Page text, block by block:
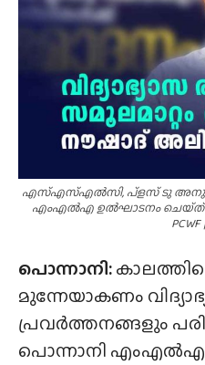
എസ്എസ്എൽസി, പ്ളസ് ടു
എംഎൽഎ ഉൽഘാടനം ചെയ്‌ത്‌
പൊന്നാനി:
മുന്നേയാകണം
പ്രവർത്തനങ്ങളും
പൊന്നാനി എംഎൽഎ